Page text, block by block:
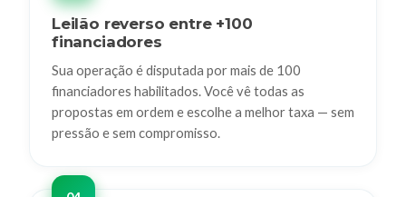
Leilão reverso entre +100
financiadores
Sua operação é disputada por mais de 100
financiadores habilitados. Você vê todas as
propostas em ordem e escolhe a melhor taxa — sem
pressão e sem compromisso.